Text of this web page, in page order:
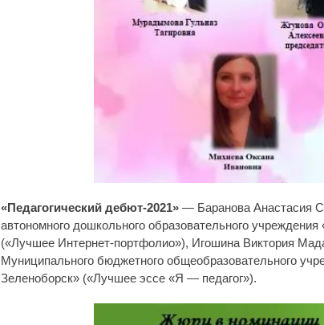
«Педагогический дебют-2021» — Баранова Анастасия
автономного дошкольного образовательного
(«Лучшее Интернет-портфолио»), Игошина Виктория
Муниципального бюджетного общеобразовательного
Зеленоборск» («Лучшее эссе «Я — педагог»).